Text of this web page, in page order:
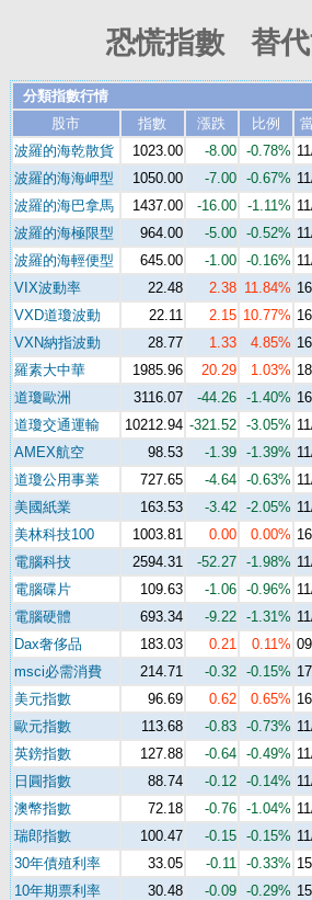
恐慌指數 替
分類指數行情
股市
指數 漲跌 比例
波羅的海乾散貨
1023.00 -8.00 -0.78%
波羅的海海岬型
1050.00 -7.00 -0.67%
波羅的海巴拿馬
1437.00 -16.00 -1.11%
波羅的海極限型
964.00 -5.00 -0.52%
波羅的海輕便型
645.00 -1.00 -0.16%
VIX波動率
22.48 2.38 11.84%
VXD道瓊波動
22.11 2.15 10.77%
VXN納指波動
28.77 1.33 4.85%
羅素大中華
1985.96 20.29 1.03%
道瓊歐洲
3116.07 -44.26 -1.40%
道瓊交通運輸
10212.94 -321.52 -3.05%
AMEX航空
98.53 -1.39 -1.39%
道瓊公用事業
727.65 -4.64 -0.63%
美國紙業
163.53 -3.42 -2.05%
美林科技100
1003.81 0.00 0.00%
電腦科技
2594.31 -52.27 -1.98%
電腦碟片
109.63 -1.06 -0.96%
電腦硬體
693.34 -9.22 -1.31%
Dax奢侈品
183.03 0.21 0.11%
msci必需消費
214.71 -0.32 -0.15%
美元指數
96.69 0.62 0.65%
歐元指數
113.68 -0.83 -0.73%
英鎊指數
127.88 -0.64 -0.49%
日圓指數
88.74 -0.12 -0.14%
澳幣指數
72.18 -0.76 -1.04%
瑞郎指數
100.47 -0.15 -0.15%
30年債殖利率
33.05 -0.11 -0.33%
10年期票利率
30.48 -0.09 -0.29%